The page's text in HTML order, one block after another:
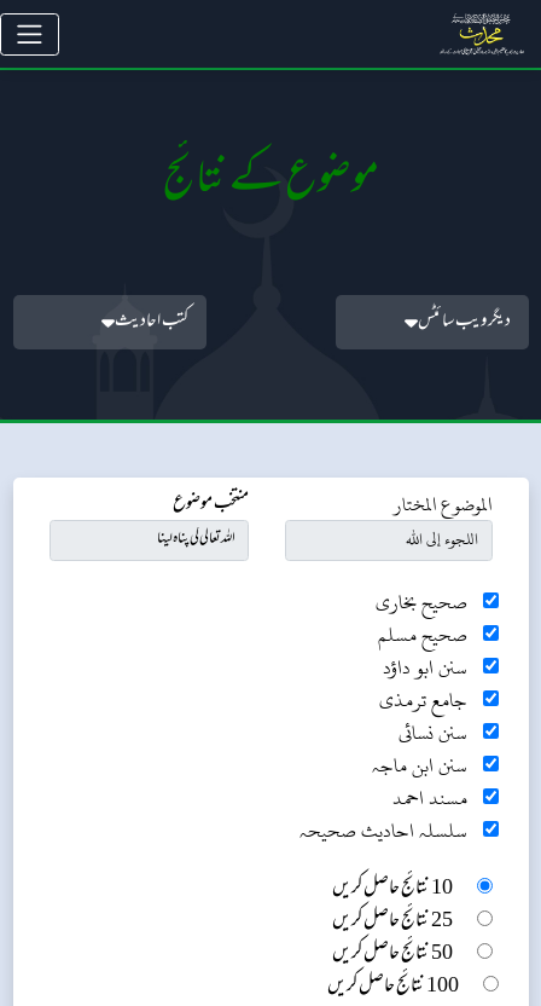
موضوع کے نتائج
دیگر ویب سائٹس کتب احادیث
الموضوع المختار منتخب موضوع
صحیح بخاری
صحیح مسلم
سنن ابو داؤد
جامع ترمذی
سنن نسائی
سنن ابن ماجہ
مسند احمد
سلسلہ احادیث صحیحہ
10 نتائج حاصل کریں
25 نتائج حاصل کریں
50 نتائج حاصل کریں
100 نتائج حاصل کریں